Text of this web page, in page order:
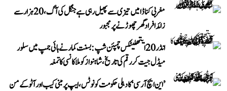
مغربی کناڈا میں تیزی سے پھیل رہی ہے جنگل کی آگ، 20 ہزار سے
زائد افراد گھر چھوڑنے پر مجبور
انڈر 20 ایتھلیٹکس چمپئن شپ: بسنت کمار نے ہائی جمپ میں سلور
میڈل جیت کر رقم کی تاریخ، شاہنواز کو ملا کانسی کا تمغہ
’این ایچ آر سی‘ کا دہلی حکومت کو نوٹس، ایپ پر مبنی کیب اور آٹو کے من